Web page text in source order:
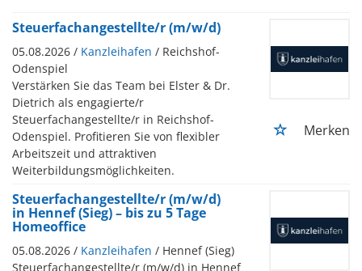
Steuerfachangestellte/r (m/w/d)
05.08.2026 / Kanzleihafen / Reichshof-
Odenspiel
Verstärken Sie das Team bei Elster & Dr.
Dietrich als engagierte/r
Steuerfachangestellte/r in Reichshof-
Odenspiel. Profitieren Sie von flexibler
Arbeitszeit und attraktiven
Weiterbildungsmöglichkeiten.
Merken
Steuerfachangestellte/r (m/w/d)
in Hennef (Sieg) – bis zu 5 Tage
Homeoffice
05.08.2026 / Kanzleihafen / Hennef (Sieg)
Steuerfachangestellte/r (m/w/d) in Hennef